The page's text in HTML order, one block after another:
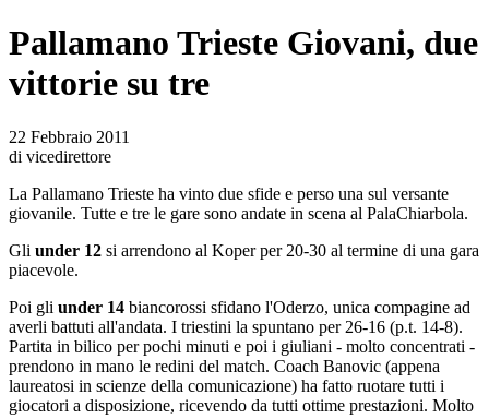
Pallamano Trieste Giovani, due
vittorie su tre
22 Febbraio 2011
di vicedirettore
La Pallamano Trieste ha vinto due sfide e perso una sul versante
giovanile. Tutte e tre le gare sono andate in scena al PalaChiarbola.
Gli under 12 si arrendono al Koper per 20-30 al termine di una gara
piacevole.
Poi gli under 14 biancorossi sfidano l'Oderzo, unica compagine ad
averli battuti all'andata. I triestini la spuntano per 26-16 (p.t. 14-8).
Partita in bilico per pochi minuti e poi i giuliani - molto concentrati -
prendono in mano le redini del match. Coach Banovic (appena
laureatosi in scienze della comunicazione) ha fatto ruotare tutti i
giocatori a disposizione, ricevendo da tutti ottime prestazioni. Molto